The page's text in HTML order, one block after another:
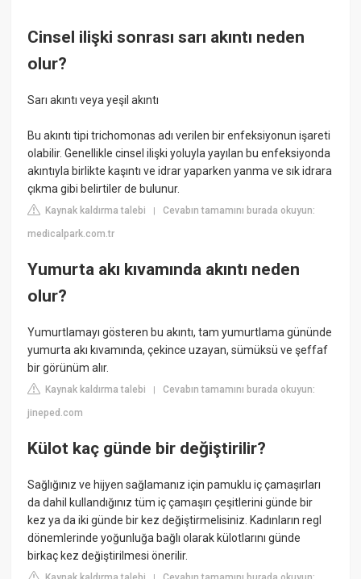
Cinsel ilişki sonrası sarı akıntı neden
olur?
Sarı akıntı veya yeşil akıntı
Bu akıntı tipi trichomonas adı verilen bir enfeksiyonun işareti
olabilir. Genellikle cinsel ilişki yoluyla yayılan bu enfeksiyonda
akıntıyla birlikte kaşıntı ve idrar yaparken yanma ve sık idrara
çıkma gibi belirtiler de bulunur.
Kaynak kaldırma talebi |Cevabın tamamını burada okuyun:
medicalpark.com.tr
Yumurta akı kıvamında akıntı neden
olur?
Yumurtlamayı gösteren bu akıntı, tam yumurtlama gününde
yumurta akı kıvamında, çekince uzayan, sümüksü ve şeffaf
bir görünüm alır.
Kaynak kaldırma talebi |Cevabın tamamını burada okuyun:
jineped.com
Külot kaç günde bir değiştirilir?
Sağlığınız ve hijyen sağlamanız için pamuklu iç çamaşırları
da dahil kullandığınız tüm iç çamaşırı çeşitlerini günde bir
kez ya da iki günde bir kez değiştirmelisiniz. Kadınların regl
dönemlerinde yoğunluğa bağlı olarak külotlarını günde
birkaç kez değiştirilmesi önerilir.